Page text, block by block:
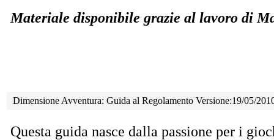
Materiale disponibile grazie al lavoro di
Dimensione Avventura: Guida al Regolamento Versione:19/05/
Questa guida nasce dalla passione per i